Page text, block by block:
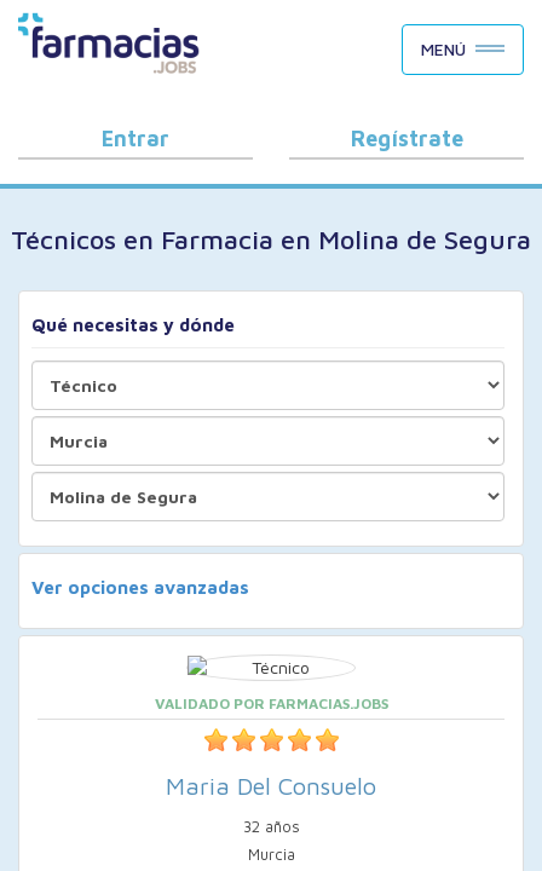
BUSCAR CANDIDATOS
OFERTAS DE EMPLEO
COMO FUNCIONA
PORQUÉ FARMACIAS.JOBS
BLOG
MENÚ
Entrar Regístrate
Técnicos en Farmacia en Molina de Segura
Qué necesitas y dónde
Ver opciones avanzadas
VALIDADO POR FARMACIAS.JOBS
Maria Del Consuelo
32 años
Murcia